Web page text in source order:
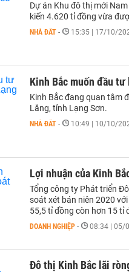
Dự án Khu đô thị mới
kiến 4.620 tỉ đồng vừa
NHÀ ĐẤT - 15:35 | 17/10/
Kinh Bắc muốn đầu
Kinh Bắc đang quan tâm
Lăng, tỉnh Lạng Sơn.
NHÀ ĐẤT - 10:49 | 10/10/
Lợi nhuận của Kinh
Tổng công ty Phát triển
soát xét bán niên 2020
55,5 tỉ đồng còn hơn 15 tỉ
DOANH NGHIỆP - 08:34 | 05/
Đô thị Kinh Bắc lãi